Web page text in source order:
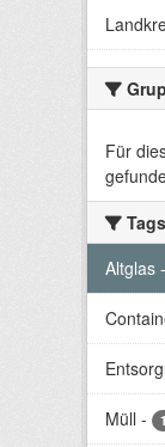
Für
Tags
Altglas -
Müll - 1